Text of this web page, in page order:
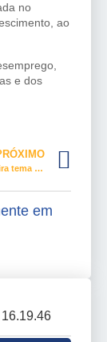
no
ao
e dos
Falha Sanitária vira tema de debate político
em